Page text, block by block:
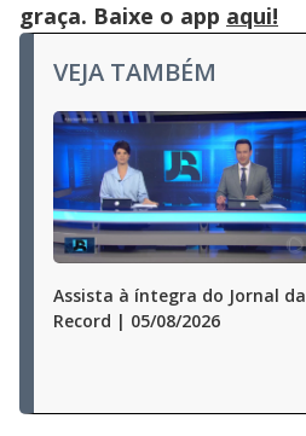
graça. Baixe o app aqui!
VEJA TAMBÉM
Assista à íntegra do Jornal da
Record | 05/08/2026